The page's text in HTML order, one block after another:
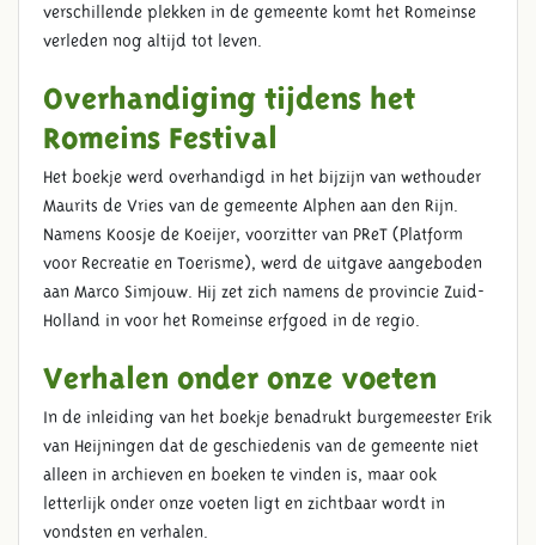
verschillende plekken in de gemeente komt het Romeinse
verleden nog altijd tot leven.
Overhandiging tijdens het
Romeins Festival
Het boekje werd overhandigd in het bijzijn van wethouder
Maurits de Vries van de gemeente Alphen aan den Rijn.
Namens Koosje de Koeijer, voorzitter van PReT (Platform
voor Recreatie en Toerisme), werd de uitgave aangeboden
aan Marco Simjouw. Hij zet zich namens de provincie Zuid-
Holland in voor het Romeinse erfgoed in de regio.
Verhalen onder onze voeten
In de inleiding van het boekje benadrukt burgemeester Erik
van Heijningen dat de geschiedenis van de gemeente niet
alleen in archieven en boeken te vinden is, maar ook
letterlijk onder onze voeten ligt en zichtbaar wordt in
vondsten en verhalen.